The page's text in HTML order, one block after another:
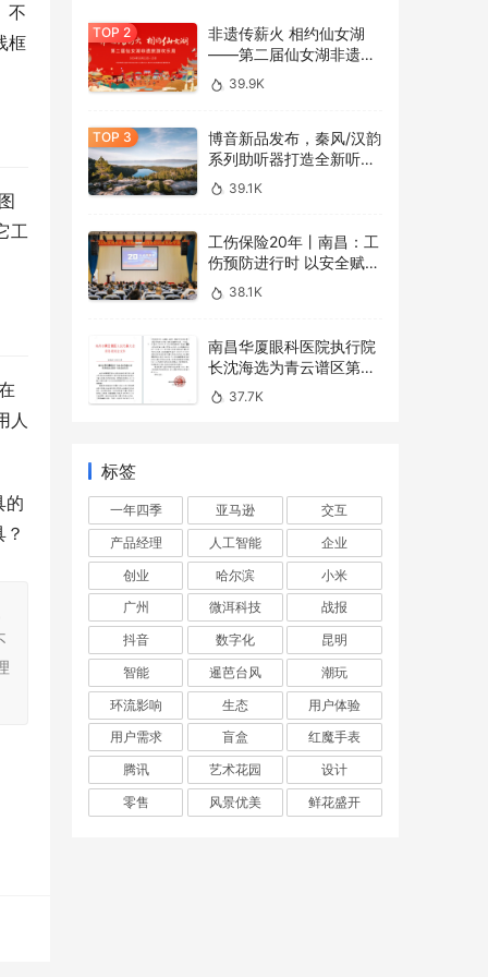
不
框
工
人
的
非遗传薪火 相约仙女湖
——第二届仙女湖非遗旅
游欢乐周开幕在即
39.9K
博音新品发布，秦风/汉韵
系列助听器打造全新听觉
体验39.1K
工伤保险20年丨南昌：工
伤预防进行时 以安全赋能
发展38.1K
南昌华厦眼科医院执行院
长沈海选为青云谱区第十
七届人民代表大会代表
37.7K
标签
一年四季 亚马逊
交互
产品经理
人工智能
企业
创业
哈尔滨
小米
广州
微洱科技
战报
抖音
数字化
昆明
智能
暹芭台风
潮玩
环流影响
生态
用户体验
用户需求
盲盒
红魔手表
腾讯
艺术花园
设计
零售
风景优美 鲜花盛开